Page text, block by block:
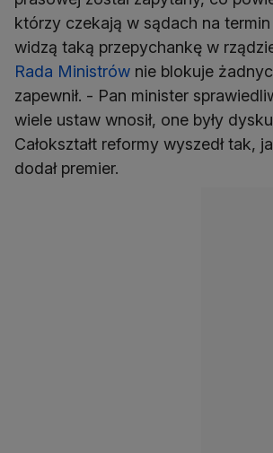
którzy czekają w sądach na
widzą taką przepychankę w
Rada Ministrów nie blokuje
zapewnił. - Pan minister
wiele ustaw wnosił, one były
Całokształt reformy wyszedł tak,
dodał premier.